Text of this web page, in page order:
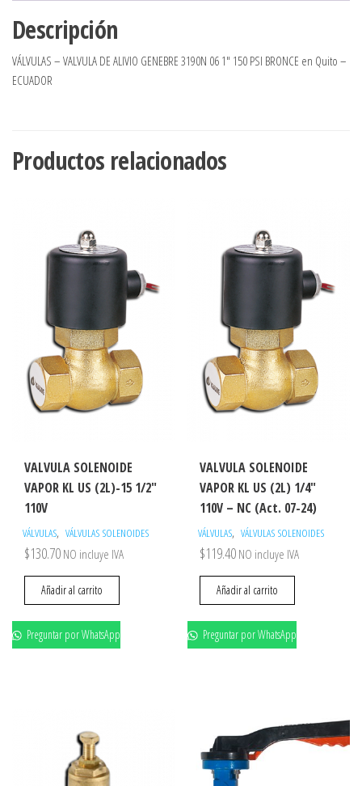
Descripción
VÁLVULAS – VALVULA DE ALIVIO GENEBRE 3190N 06 1″ 150 PSI BRONCE en Quito –
ECUADOR
Productos relacionados
VALVULA SOLENOIDE
VAPOR KL US (2L)-15 1/2″
110V
VÁLVULAS, VÁLVULAS SOLENOIDES
$130.70 NO incluye IVA
Añadir al carrito
Preguntar por WhatsApp
VALVULA SOLENOIDE
VAPOR KL US (2L) 1/4″
110V – NC (Act. 07-24)
VÁLVULAS, VÁLVULAS SOLENOIDES
$119.40 NO incluye IVA
Añadir al carrito
Preguntar por WhatsApp